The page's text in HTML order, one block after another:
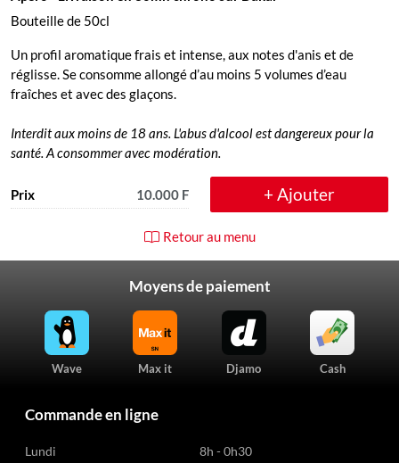
Bouteille de 50cl
Un profil aromatique frais et intense, aux notes d'anis et de
réglisse. Se consomme allongé d’au moins 5 volumes d’eau
fraîches et avec des glaçons.
Interdit aux moins de 18 ans. L'abus d'alcool est dangereux pour la
santé. A consommer avec modération.
Prix 10.000 F + Ajouter
Retour au menu
Moyens de paiement
Wave Max it Djamo Cash
Commande en ligne
Lundi
8h - 0h30